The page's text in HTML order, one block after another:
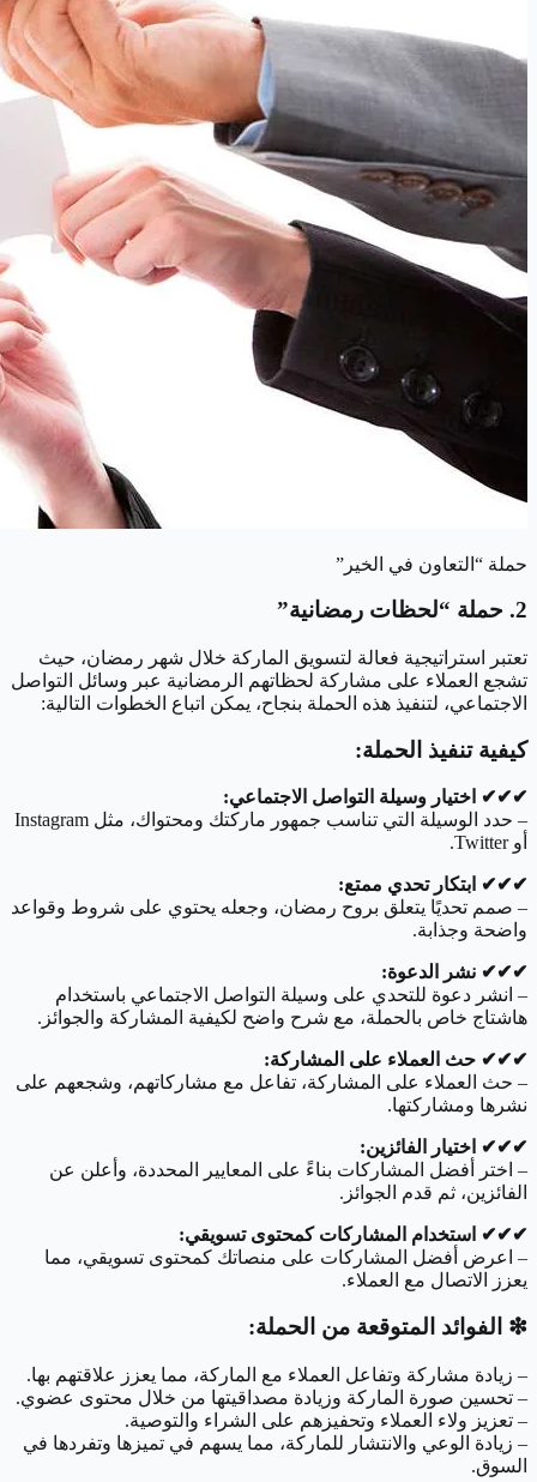
حملة “التعاون في الخير”
2. حملة “لحظات رمضانية”
تعتبر استراتيجية فعالة لتسويق الماركة خلال شهر رمضان، حيث
تشجع العملاء على مشاركة لحظاتهم الرمضانية عبر وسائل التواصل
الاجتماعي، لتنفيذ هذه الحملة بنجاح، يمكن اتباع الخطوات التالية:
كيفية تنفيذ الحملة:
✔︎✔︎✔︎ اختيار وسيلة التواصل الاجتماعي:
– حدد الوسيلة التي تناسب جمهور ماركتك ومحتواك، مثل Instagram
أو Twitter.
✔︎✔︎✔︎ ابتكار تحدي ممتع:
– صمم تحديًا يتعلق بروح رمضان، وجعله يحتوي على شروط وقواعد
واضحة وجذابة.
✔︎✔︎✔︎ نشر الدعوة:
– انشر دعوة للتحدي على وسيلة التواصل الاجتماعي باستخدام
هاشتاج خاص بالحملة، مع شرح واضح لكيفية المشاركة والجوائز.
✔︎✔︎✔︎ حث العملاء على المشاركة:
– حث العملاء على المشاركة، تفاعل مع مشاركاتهم، وشجعهم على
نشرها ومشاركتها.
✔︎✔︎✔︎ اختيار الفائزين:
– اختر أفضل المشاركات بناءً على المعايير المحددة، وأعلن عن
الفائزين، ثم قدم الجوائز.
✔︎✔︎✔︎ استخدام المشاركات كمحتوى تسويقي:
– اعرض أفضل المشاركات على منصاتك كمحتوى تسويقي، مما
يعزز الاتصال مع العملاء.
❇︎ الفوائد المتوقعة من الحملة:
– زيادة مشاركة وتفاعل العملاء مع الماركة، مما يعزز علاقتهم بها.
– تحسين صورة الماركة وزيادة مصداقيتها من خلال محتوى عضوي.
– تعزيز ولاء العملاء وتحفيزهم على الشراء والتوصية.
– زيادة الوعي والانتشار للماركة، مما يسهم في تميزها وتفردها في
السوق.